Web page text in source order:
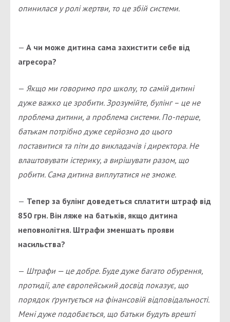
опинилася у ролі жертви, то це збій системи.
— А чи може дитина сама захистити себе від
агресора?
— Якщо ми говоримо про школу, то самій дитині
дуже важко це зробити. Зрозумійте, булінг – це не
проблема дитини, а проблема системи. По-перше,
батькам потрібно дуже серйозно до цього
поставитися та піти до викладачів і директора. Не
влаштовувати істерику, а вирішувати разом, що
робити. Сама дитина виплутатися не зможе.
— Тепер за булінг доведеться сплатити штраф від
850 грн. Він ляже на батьків, якщо дитина
неповнолітня. Штрафи зменшать прояви
насильства?
— Штрафи — це добре. Буде дуже багато обурення,
протидії, але європейський досвід показує, що
порядок ґрунтується на фінансовій відповідальності.
Мені дуже подобається, що батьки будуть врешті